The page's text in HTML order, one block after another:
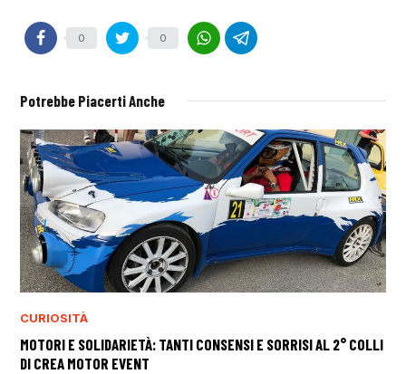
0 0
Potrebbe Piacerti Anche
CURIOSITÀ
MOTORI E SOLIDARIETÀ: TANTI CONSENSI E SORRISI AL 2° COLLI
DI CREA MOTOR EVENT